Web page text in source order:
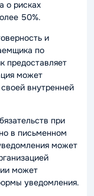
о рисках
50%.
и
по
предоставляет
может
внутренней
при
в письменном
может
может
уведомления.